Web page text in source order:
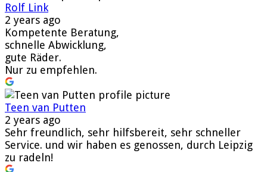
Rolf Link
2 years ago
Kompetente Beratung,
schnelle Abwicklung,
gute Räder.
Nur zu empfehlen.
Teen van Putten
2 years ago
Sehr freundlich, sehr hilfsbereit, sehr schneller
Service. und wir haben es genossen, durch Leipzig
zu radeln!